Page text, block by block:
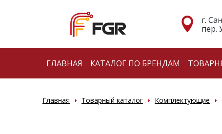
г.
пер.
ГЛАВНАЯ КАТАЛОГ ПО БРЕНДАМ
Главная Товарный каталог Комплектующие